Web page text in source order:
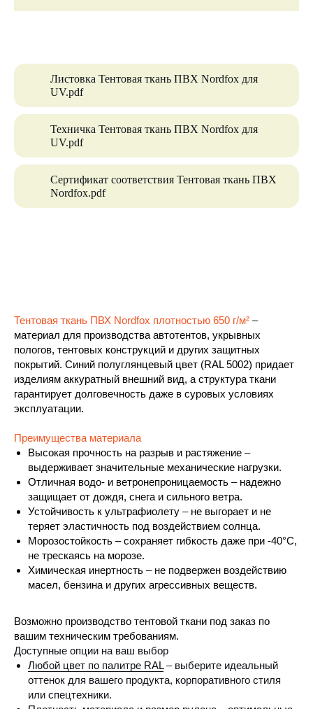
Листовка Тентовая ткань ПВХ Nordfox для
UV.pdf
Техничка Тентовая ткань ПВХ Nordfox для
UV.pdf
Сертификат соответствия Тентовая ткань ПВХ
Nordfox.pdf
Тентовая ткань ПВХ Nordfox плотностью 650 г/м² –
материал для производства автотентов, укрывных
пологов, тентовых конструкций и других защитных
покрытий. Синий полуглянцевый цвет (RAL 5002) придает
изделиям аккуратный внешний вид, а структура ткани
гарантирует долговечность даже в суровых условиях
эксплуатации.
Преимущества материала
Высокая прочность на разрыв и растяжение –
выдерживает значительные механические нагрузки.
Отличная водо- и ветронепроницаемость –надежно
защищает от дождя, снега и сильного ветра.
Устойчивость к ультрафиолету –не выгорает и не
теряет эластичность под воздействием солнца.
Морозостойкость –сохраняет гибкость даже при -40°C,
не трескаясь на морозе.
Химическая инертность –не подвержен воздействию
масел, бензина и других агрессивных веществ.
Возможно производство тентовой ткани под заказ по
вашим техническим требованиям.
Доступные опции на ваш выбор
Любой цвет по палитре RAL– выберите идеальный
оттенок для вашего продукта, корпоративного стиля
или спецтехники.